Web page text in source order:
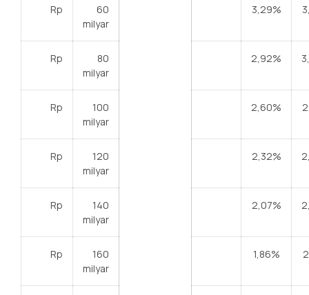
Rp
60
milyar
3,29%
Rp
80
milyar
2,92%
Rp
100
milyar
2,60%
Rp
120
milyar
2,32%
Rp
140
milyar
2,07%
Rp
160
milyar
1,86%